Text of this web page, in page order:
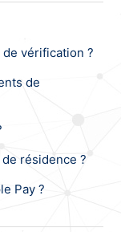
vérification ?
de
résidence ?
Pay ?